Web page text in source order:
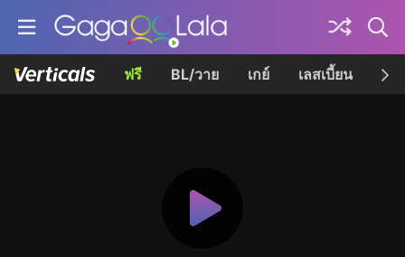
ฟรี BL/วาย เกย์ เลสเบี้ยน เค